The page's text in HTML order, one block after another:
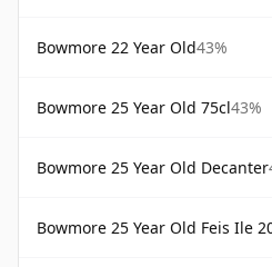
Bowmore 22 Year Old43%
Bowmore 25 Year Old 75cl43%
Bowmore 25 Year Old Decanter
Bowmore 25 Year Old Feis Ile